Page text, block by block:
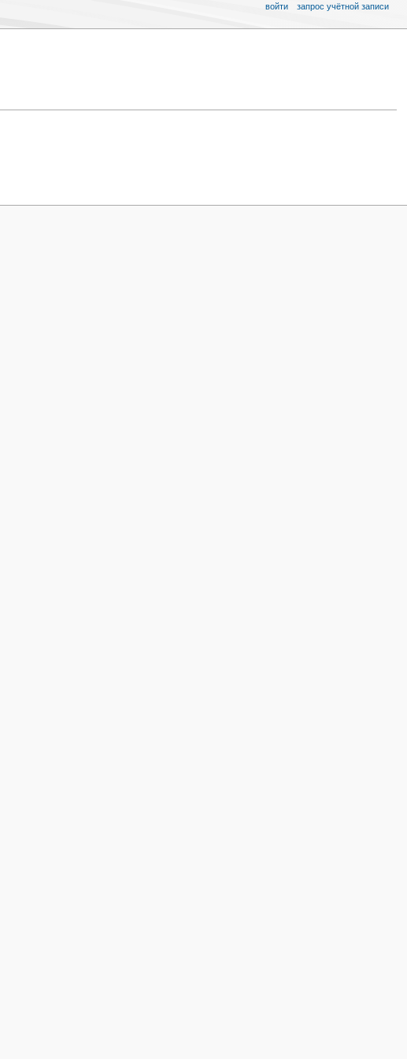
войти запрос учётной записи